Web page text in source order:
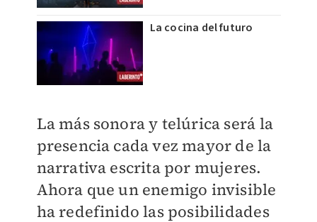
La cocina del futuro
La más sonora y telúrica será la
presencia cada vez mayor de la
narrativa escrita por mujeres.
Ahora que un enemigo invisible
ha redefinido las posibilidades